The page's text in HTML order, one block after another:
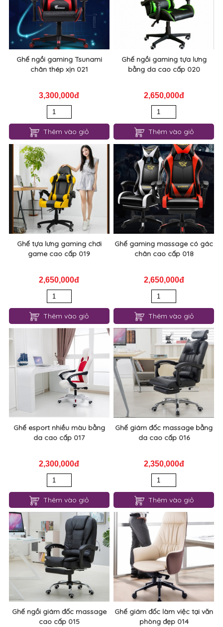
Ghế ngồi gaming Tsunami
chân thép xịn 021
3,300,000đ
Thêm vào giỏ
Ghế ngồi gaming tựa lưng
bằng da cao cấp 020
2,650,000đ
Thêm vào giỏ
Ghế tựa lưng gaming chơi
game cao cấp 019
2,650,000đ
Thêm vào giỏ
Ghế gaming massage có gác
chân cao cấp 018
2,650,000đ
Thêm vào giỏ
Ghế esport nhiều màu bằng
da cao cấp 017
2,300,000đ
Thêm vào giỏ
Ghế giám đốc massage bằng
da cao cấp 016
2,350,000đ
Thêm vào giỏ
Ghế ngồi giám đốc massage
cao cấp 015
Ghế giám đốc làm việc tại văn
phòng đẹp 014